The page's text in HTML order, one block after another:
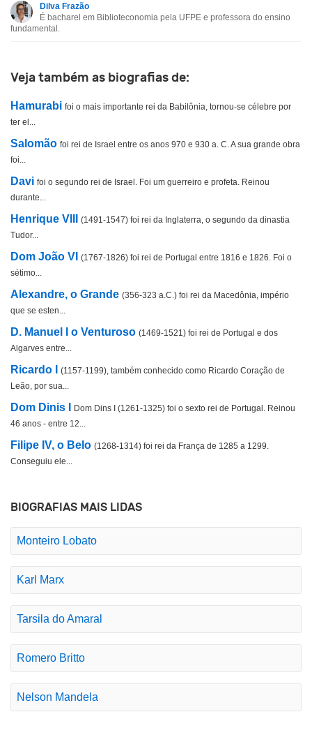
Esta biografia não tem a informação que procuro
Dilva Frazão
É bacharel em Biblioteconomia pela UFPE e professora do ensino
fundamental.
Veja também as biografias de:
Hamurabi foi o mais importante rei da Babilônia, tornou-se célebre por
ter el...
Salomão foi rei de Israel entre os anos 970 e 930 a. C. A sua grande obra
foi...
Davi foi o segundo rei de Israel. Foi um guerreiro e profeta. Reinou
durante...
Henrique VIII
(1491-1547) foi rei da Inglaterra, o segundo da dinastia
Tudor...
Dom João VI (1767-1826) foi rei de Portugal entre 1816 e 1826. Foi o
sétimo...
Alexandre, o Grande (356-323 a.C.) foi rei da Macedônia, império
que se esten...
D. Manuel I o Venturoso (1469-1521) foi rei de Portugal e dos
Algarves entre...
Ricardo I
(1157-1199), também conhecido como Ricardo Coração de
Leão, por sua...
Dom Dinis I
Dom Dins I (1261-1325) foi o sexto rei de Portugal. Reinou
46 anos - entre 12...
Filipe IV, o Belo (1268-1314) foi rei da França de 1285 a 1299.
Conseguiu ele...
BIOGRAFIAS MAIS LIDAS
Monteiro Lobato
Karl Marx
Tarsila do Amaral
Romero Britto
Nelson Mandela